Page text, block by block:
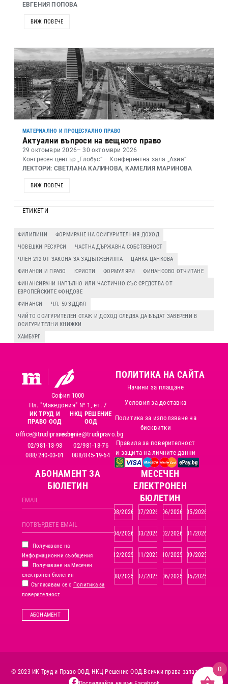
ЕВГЕНИЯ ПОПОВА
ВИЖ ПОВЕЧЕ
МАТЕРИАЛНО И ПРОЦЕСУАЛНО ПРАВО
Актуални въпроси на вещното право
29 октомври 2026– 30 октомври 2026
Конгресен център „Глобус“ – Конферентна зала „Азия“
ЛЕКТОРИ: СВЕТЛАНА КАЛИНОВА, КАМЕЛИЯ МАРИНОВА
ВИЖ ПОВЕЧЕ
ЕТИКЕТИ
ФИЛИПИНИ
ФОРМИРАНЕ НА ОСИГУРИТЕЛНИЯ ДОХОД
ЧОВЕШКИ РЕСУРСИ
ЧАСТНА ДЪРЖАВНА СОБСТВЕНОСТ
ЧЛЕН 212 ОТ ЗАКОНА ЗА ЗАДЪЛЖЕНИЯТА
ЦАНКА ЦАНКОВА
ФИНАНСИ И ПРАВО
ЮРИСТИ ФОРМУЛЯРИ
ФИНАНСОВО ОТЧИТАНЕ
ФИНАНСИРАНИ НАПЪЛНО ИЛИ ЧАСТИЧНО СЪС СРЕДСТВА ОТ
ЕВРОПЕЙСКИТЕ ФОНДОВЕ
ФИНАНСИ
ЧЛ. 50 ЗДДФЛ
ЧИЙТО ОСИГУРИТЕЛЕН СТАЖ И ДОХОД СЛЕДВА ДА БЪДАТ ЗАВЕРЕНИ В
ОСИГУРИТЕЛНИ КНИЖКИ
ХАМБУРГ
София 1000
Пл. "Македония" № 1, ет. 7
ИК ТРУД И
ПРАВО ООД
office@trudipravo.bg
02/981-13-93
088/240-03-01
НКЦ РЕШЕНИЕ
ООД
reshenie@trudipravo.bg
02/981-13-76
088/845-19-64
ПОЛИТИКА НА САЙТА
Начини за плащане
Условия за доставка
Политика за използване на
бисквитки
Правила за поверителност
и защита на личните данни
АБОНАМЕНТ ЗА
БЮЛЕТИН
Получаване на
Информационни съобщения
Получаване на Месечен
електронен бюлетин
Съгласявам се с Политика за
поверителност
АБОНАМЕНТ
MЕСЕЧЕН
ЕЛЕКТРОНЕН
БЮЛЕТИН
08/2026 07/2026 06/2026 05/2026
04/2026 03/2026 02/2026 01/2026
12/2025 11/2025 10/2025 09/2025
08/2025 07/2025 06/2025 05/2025
© 2023 ИК Труд и Право ООД, НКЦ Решение ООД. Всички права запазени.
0